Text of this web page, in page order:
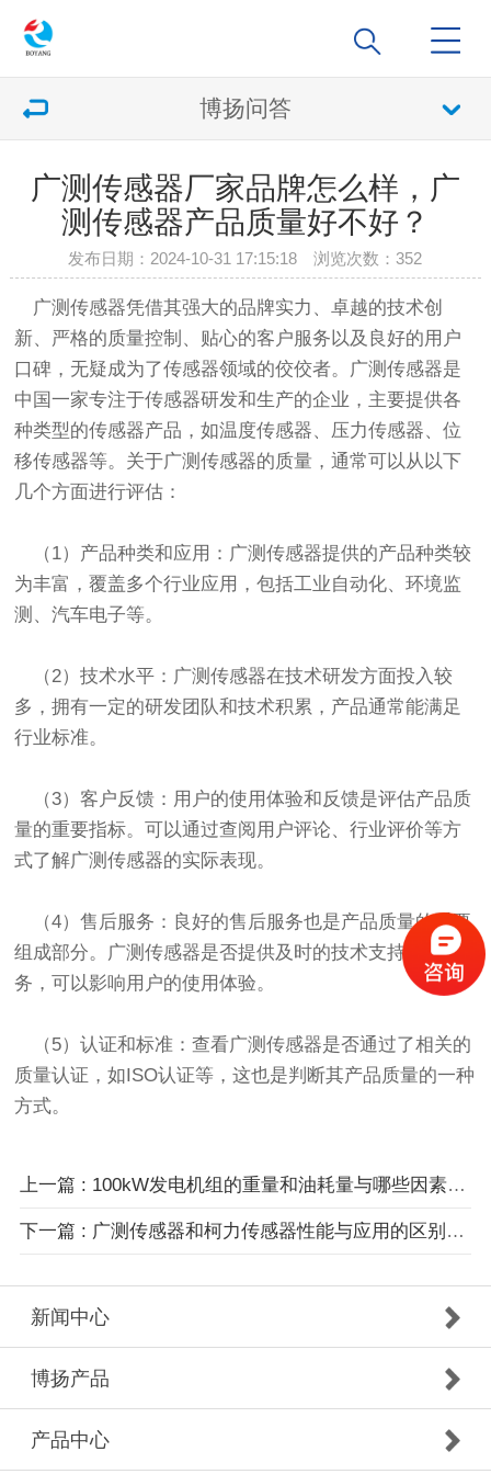
博扬问答
广测传感器厂家品牌怎么样，广
测传感器产品质量好不好？
发布日期：2024-10-31 17:15:18 浏览次数：352
广测传感器凭借其强大的品牌实力、卓越的技术创
新、严格的质量控制、贴心的客户服务以及良好的用户
口碑，无疑成为了传感器领域的佼佼者。广测传感器是
中国一家专注于传感器研发和生产的企业，主要提供各
种类型的传感器产品，如温度传感器、压力传感器、位
移传感器等。关于广测传感器的质量，通常可以从以下
几个方面进行评估：
（1）产品种类和应用：广测传感器提供的产品种类较
为丰富，覆盖多个行业应用，包括工业自动化、环境监
测、汽车电子等。
（2）技术水平：广测传感器在技术研发方面投入较
多，拥有一定的研发团队和技术积累，产品通常能满足
行业标准。
（3）客户反馈：用户的使用体验和反馈是评估产品质
量的重要指标。可以通过查阅用户评论、行业评价等方
式了解广测传感器的实际表现。
（4）售后服务：良好的售后服务也是产品质量的重要
组成部分。广测传感器是否提供及时的技术支持和服
务，可以影响用户的使用体验。
（5）认证和标准：查看广测传感器是否通过了相关的
质量认证，如ISO认证等，这也是判断其产品质量的一种
方式。
上一篇 : 100kW发电机组的重量和油耗量与哪些因素相关？
下一篇 : 广测传感器和柯力传感器性能与应用的区别对比分析
新闻中心
博扬产品
产品中心